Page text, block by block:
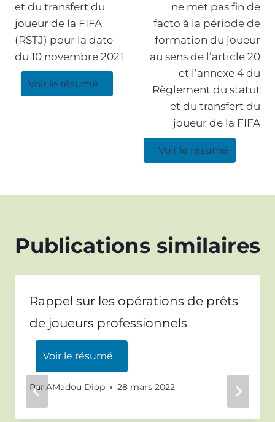
et du transfert du
joueur de la FIFA
(RSTJ) pour la date
du 10 novembre 2021
Voir le résumé
ne met pas fin de
facto à la période de
formation du joueur
au sens de l’article 20
et l’annexe 4 du
Règlement du statut
et du transfert du
joueur de la FIFA
Voir le résumé
Publications similaires
Rappel sur les opérations de prêts
de joueurs professionnels
Voir le résumé
Par AMadou Diop 28 mars 2022